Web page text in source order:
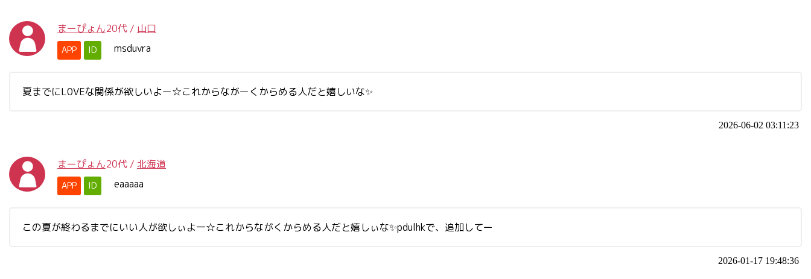
まーぴょん20代 / 山口
APP ID msduvra
夏までにL0VEな関係が欲しいよー☆これからながーくからめる人だと嬉しいな✨
2026-06-02 03:11:23
まーぴょん20代 / 北海道
APP ID eaaaaa
この夏が終わるまでにいい人が欲しぃよ一☆これからながくからめる人だと嬉しぃな✨pdulhkで、追加してー
2026-01-17 19:48:36